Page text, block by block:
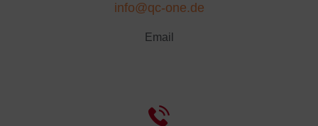
info@qc-one.de
Email